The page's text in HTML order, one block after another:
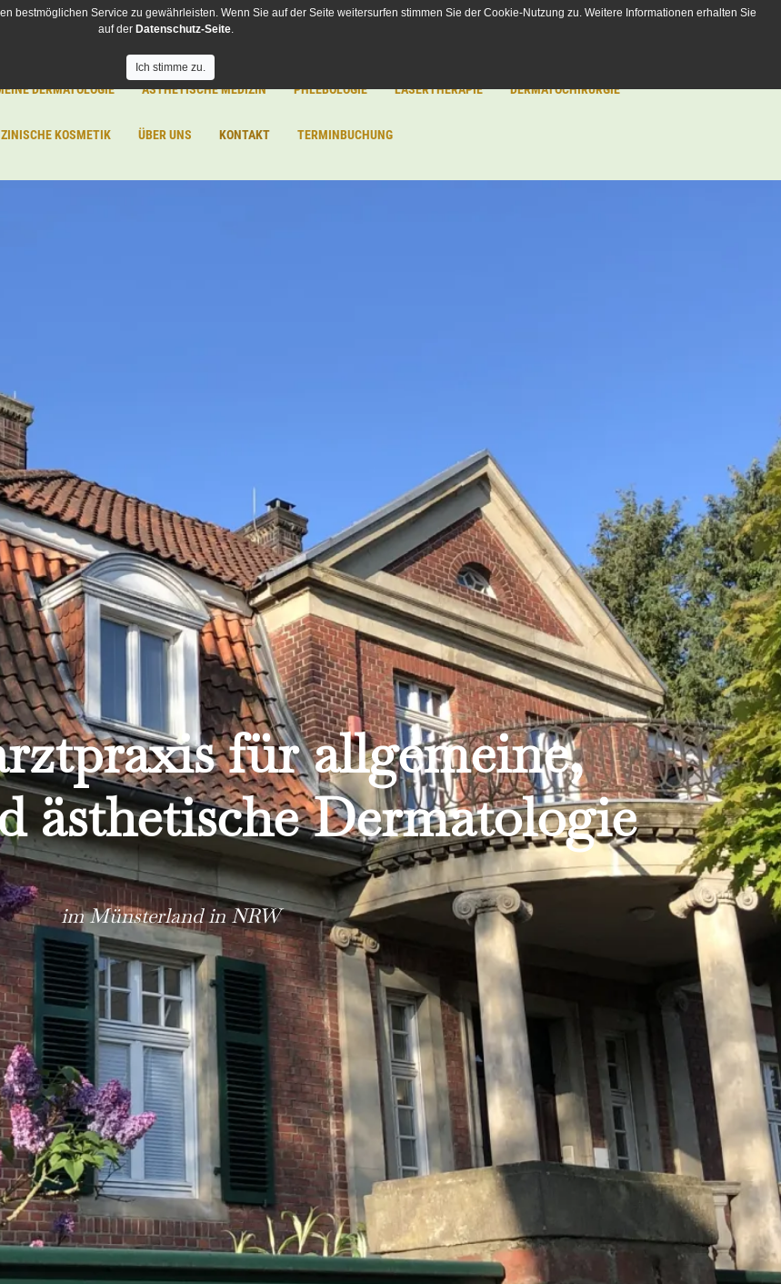
DERMATOLOGIE ÄSTHETISCHE MEDIZIN PHLEBOLOGIE LASERTHERAPIE DERMATOCHIRURGIE
KOSMETIK ÜBER UNS KONTAKT TERMINBUCHUNG
für allgemeine,
ästhetische Dermatologie
im Münsterland in NRW
bestmöglichen Service zu gewährleisten. Wenn Sie auf der Seite weitersurfen stimmen Sie der Cookie-Nutzung zu. Weitere Informationen erhalten Sie
auf der Datenschutz-Seite.
Ich stimme zu.